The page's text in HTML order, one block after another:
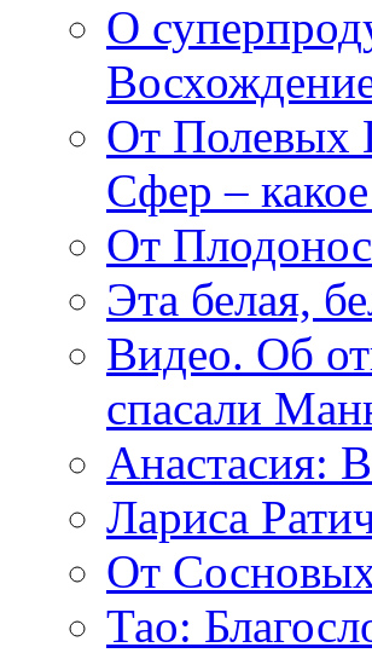
О
От Полевых
Сфер –
От
Эта белая,
Видео. Об
спасали
Анастасия:
Лариса
От
Тао: